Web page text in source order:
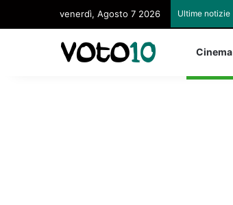
venerdì, Agosto 7 2026 Ultime notizie
Cinema